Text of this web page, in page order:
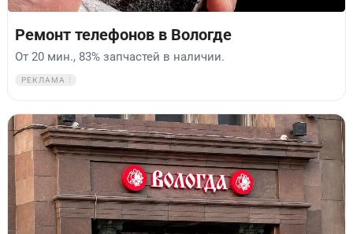
Ремонт телефонов в Вологде
От 20 мин., 83% запчастей в наличии.
РЕКЛАМА